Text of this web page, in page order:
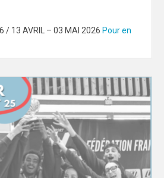
/ 13 AVRIL – 03 MAI 2026 Pour en